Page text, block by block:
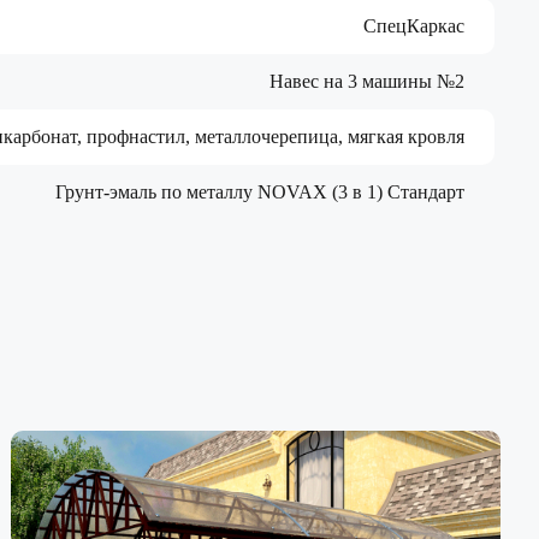
СпецКаркас
Навес на 3 машины №2
профнастил, металлочерепица, мягкая кровля
Грунт-эмаль по металлу NOVAX (3 в 1) Стандарт